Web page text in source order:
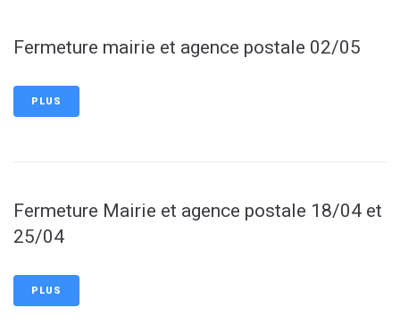
Fermeture mairie et agence postale 02/05
PLUS
Fermeture Mairie et agence postale 18/04 et
25/04
PLUS